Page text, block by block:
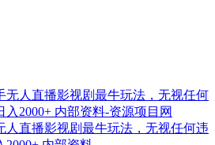
人直播影视剧最牛玩法，无视任何违